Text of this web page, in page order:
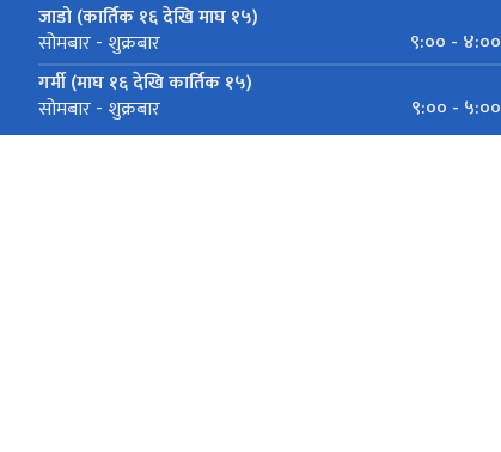
जाडो (कार्तिक १६ देखि माघ १५)
सोमबार - शुक्रबार
९:०० - ४:००
गर्मी (माघ १६ देखि कार्तिक १५)
सोमबार - शुक्रबार ९:०० - ५:००